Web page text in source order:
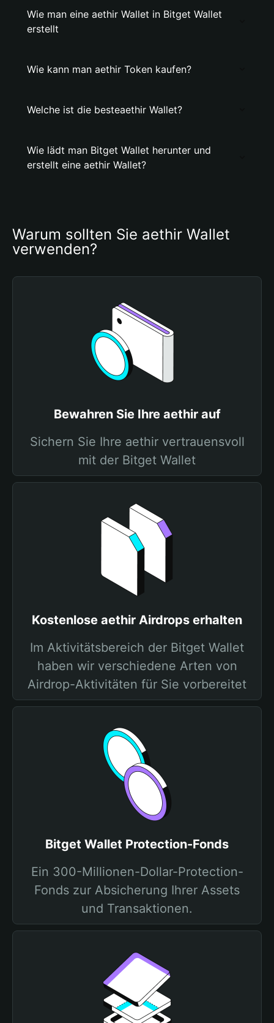
Wie man eine aethir Wallet in Bitget Wallet
erstellt
Wie kann man aethir Token kaufen?
Welche ist die besteaethir Wallet?
Wie lädt man Bitget Wallet herunter und
erstellt eine aethir Wallet?
Warum sollten Sie aethir Wallet
verwenden?
Bewahren Sie Ihre aethir auf
Sichern Sie Ihre aethir vertrauensvoll
mit der Bitget Wallet
Kostenlose aethir Airdrops erhalten
Im Aktivitätsbereich der Bitget Wallet
haben wir verschiedene Arten von
Airdrop-Aktivitäten für Sie vorbereitet
Bitget Wallet Protection-Fonds
Ein 300-Millionen-Dollar-Protection-
Fonds zur Absicherung Ihrer Assets
und Transaktionen.